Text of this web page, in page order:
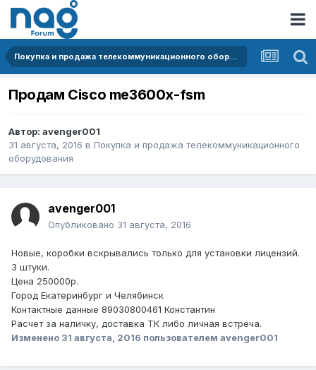
Покупка и продажа телекоммуникационного оборудования
Продам Cisco me3600x-fsm
Автор: avenger001
31 августа, 2016 в Покупка и продажа телекоммуникационного
оборудования
avenger001
Опубликовано 31 августа, 2016
Новые, коробки вскрывались только для установки лицензий.
3 штуки.
Цена 250000р.
Город Екатеринбург и Челябинск
Контактные данные 89030800461 Константин
Расчет за наличку, доставка ТК либо личная встреча.
Изменено 31 августа, 2016 пользователем avenger001